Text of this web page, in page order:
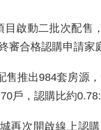
目啟動二批次配售
審合格認購申請家
售推出984套房源
戶，認購比約
再次開啟線上認